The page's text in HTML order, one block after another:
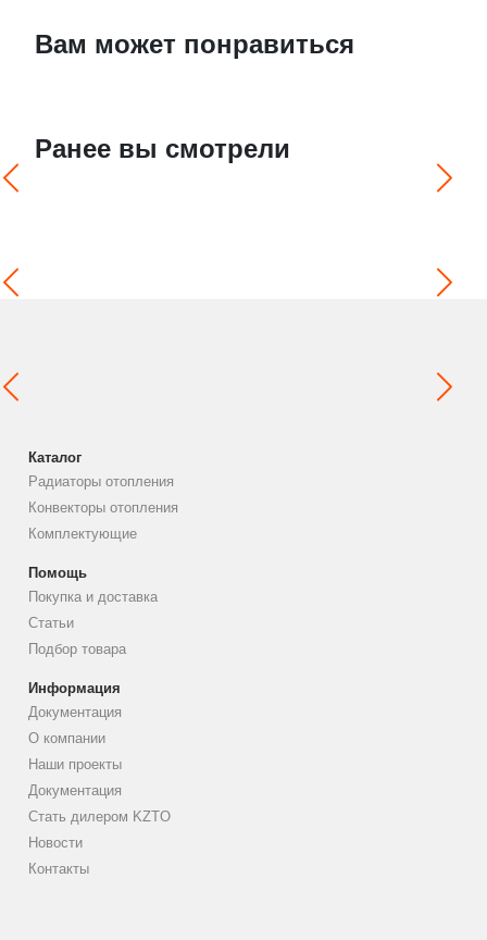
Вам может понравиться
Ранее вы смотрели
Каталог
Радиаторы отопления
Конвекторы отопления
Комплектующие
Помощь
Покупка и доставка
Статьи
Подбор товара
Информация
Документация
О компании
Наши проекты
Документация
Стать дилером KZTO
Новости
Контакты